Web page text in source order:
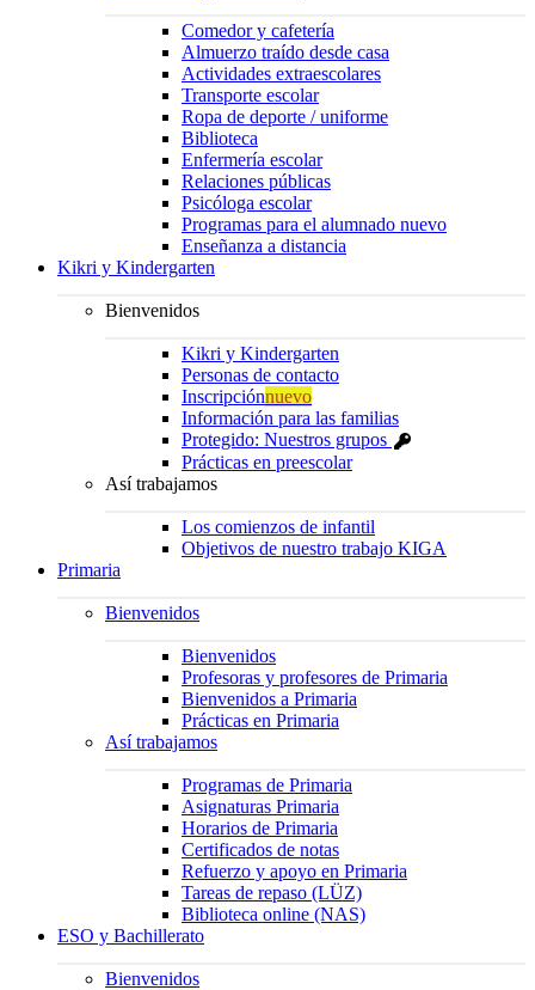
Comedor y cafetería
Almuerzo traído desde casa
Actividades extraescolares
Transporte escolar
Ropa de deporte / uniforme
Biblioteca
Enfermería escolar
Relaciones públicas
Psicóloga escolar
Programas para el alumnado nuevo
Enseñanza a distancia
Kikri y Kindergarten
Bienvenidos
Kikri y Kindergarten
Personas de contacto
Inscripciónnuevo
Información para las familias
Protegido: Nuestros grupos
Prácticas en preescolar
Así trabajamos
Los comienzos de infantil
Objetivos de nuestro trabajo KIGA
Primaria
Bienvenidos
Bienvenidos
Profesoras y profesores de Primaria
Bienvenidos a Primaria
Prácticas en Primaria
Así trabajamos
Programas de Primaria
Asignaturas Primaria
Horarios de Primaria
Certificados de notas
Refuerzo y apoyo en Primaria
Tareas de repaso (LÜZ)
Biblioteca online (NAS)
ESO y Bachillerato
Bienvenidos